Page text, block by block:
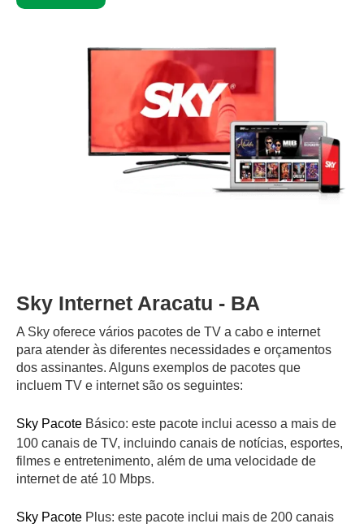
Sky Internet Aracatu - BA
A Sky oferece vários pacotes de TV a cabo e internet
para atender às diferentes necessidades e orçamentos
dos assinantes. Alguns exemplos de pacotes que
incluem TV e internet são os seguintes:
Sky Pacote Básico: este pacote inclui acesso a mais de
100 canais de TV, incluindo canais de notícias, esportes,
filmes e entretenimento, além de uma velocidade de
internet de até 10 Mbps.
Sky Pacote Plus: este pacote inclui mais de 200 canais